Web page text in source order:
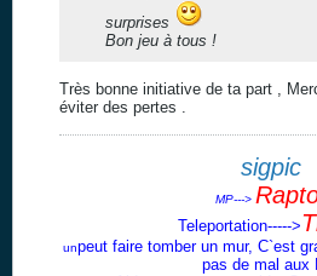
surprises
Bon jeu à tous !
Très bonne initiative de ta part ,
éviter des pertes .
sigpic
MP--->
Teleportation----->
unpeut faire tomber un mur, C`est
pas de mal aux